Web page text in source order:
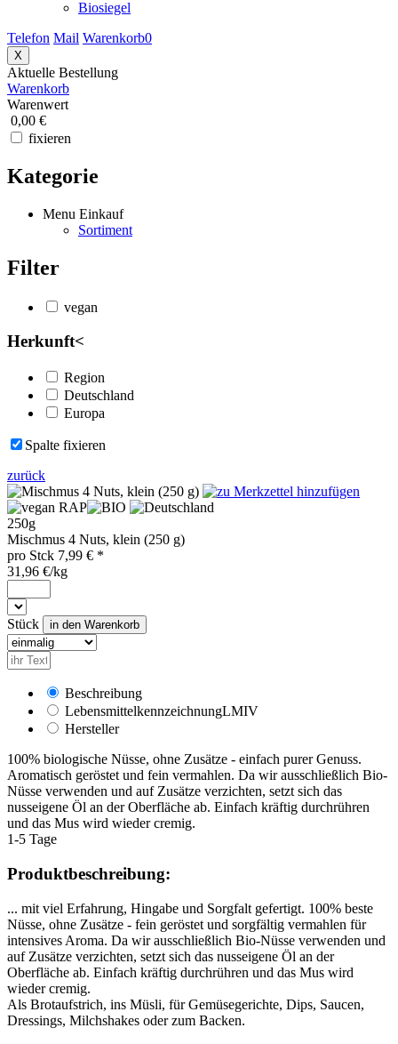
Biosiegel
Telefon Mail Warenkorb0
X
Aktuelle Bestellung
Warenkorb
Warenwert
0,00 €
fixieren
Kategorie
Menu Einkauf
Sortiment
Filter
vegan
Herkunft<
Region
Deutschland
Europa
Spalte fixieren
zurück
RAP
250g
Mischmus 4 Nuts, klein (250 g)
pro Stck 7,99 € *
31,96 €/kg
Stück
Beschreibung
LebensmittelkennzeichnungLMIV
Hersteller
100% biologische Nüsse, ohne Zusätze - einfach purer Genuss.
Aromatisch geröstet und fein vermahlen. Da wir ausschließlich Bio-
Nüsse verwenden und auf Zusätze verzichten, setzt sich das
nusseigene Öl an der Oberfläche ab. Einfach kräftig durchrühren
und das Mus wird wieder cremig.
1-5 Tage
Produktbeschreibung:
... mit viel Erfahrung, Hingabe und Sorgfalt gefertigt. 100% beste
Nüsse, ohne Zusätze - fein geröstet und sorgfältig vermahlen für
intensives Aroma. Da wir ausschließlich Bio-Nüsse verwenden und
auf Zusätze verzichten, setzt sich das nusseigene Öl an der
Oberfläche ab. Einfach kräftig durchrühren und das Mus wird
wieder cremig.
Als Brotaufstrich, ins Müsli, für Gemüsegerichte, Dips, Saucen,
Dressings, Milchshakes oder zum Backen.